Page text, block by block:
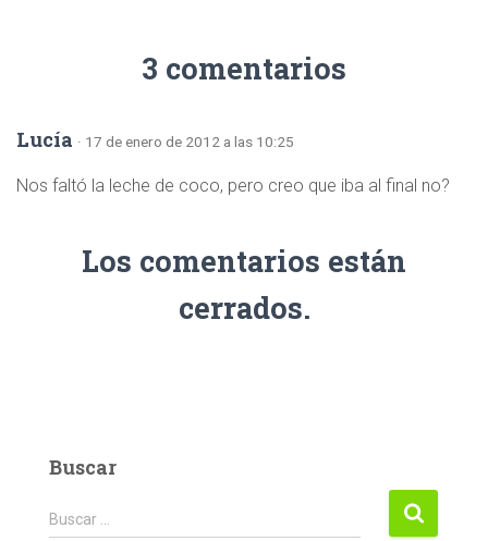
3 comentarios
Lucía · 17 de enero de 2012 a las 10:25
Nos faltó la leche de coco, pero creo que iba al final no?
Los comentarios están
cerrados.
Buscar
Buscar:
Buscar …